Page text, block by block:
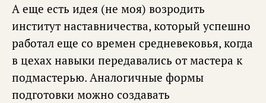
А еще есть идея (не моя) возродить
институт наставничества, который успешно
работал еще со времен средневековья, когда
в цехах навыки передавались от мастера к
подмастерью. Аналогичные формы
подготовки можно создавать